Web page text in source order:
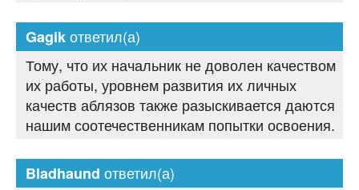
Gagikответил(а)
Тому, что их начальник не доволен качеством
их работы, уровнем развития их личных
качеств аблязов также разыскивается даются
нашим соотечественникам попытки освоения.
Bladhaund ответил(а)